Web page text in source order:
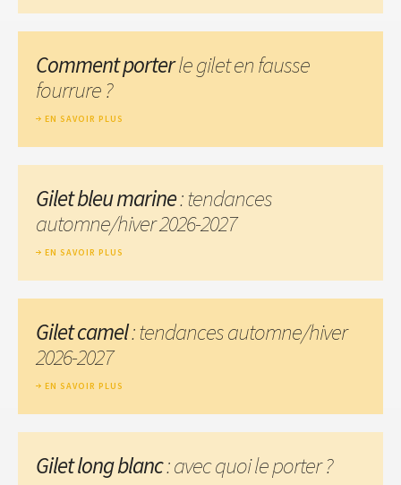
Comment porterle gilet en fausse
fourrure ?
EN SAVOIR PLUS
Gilet bleu marine: tendances
automne/hiver 2026-2027
EN SAVOIR PLUS
Gilet camel: tendances automne/hiver
2026-2027
EN SAVOIR PLUS
Gilet long blanc: avec quoi le porter ?